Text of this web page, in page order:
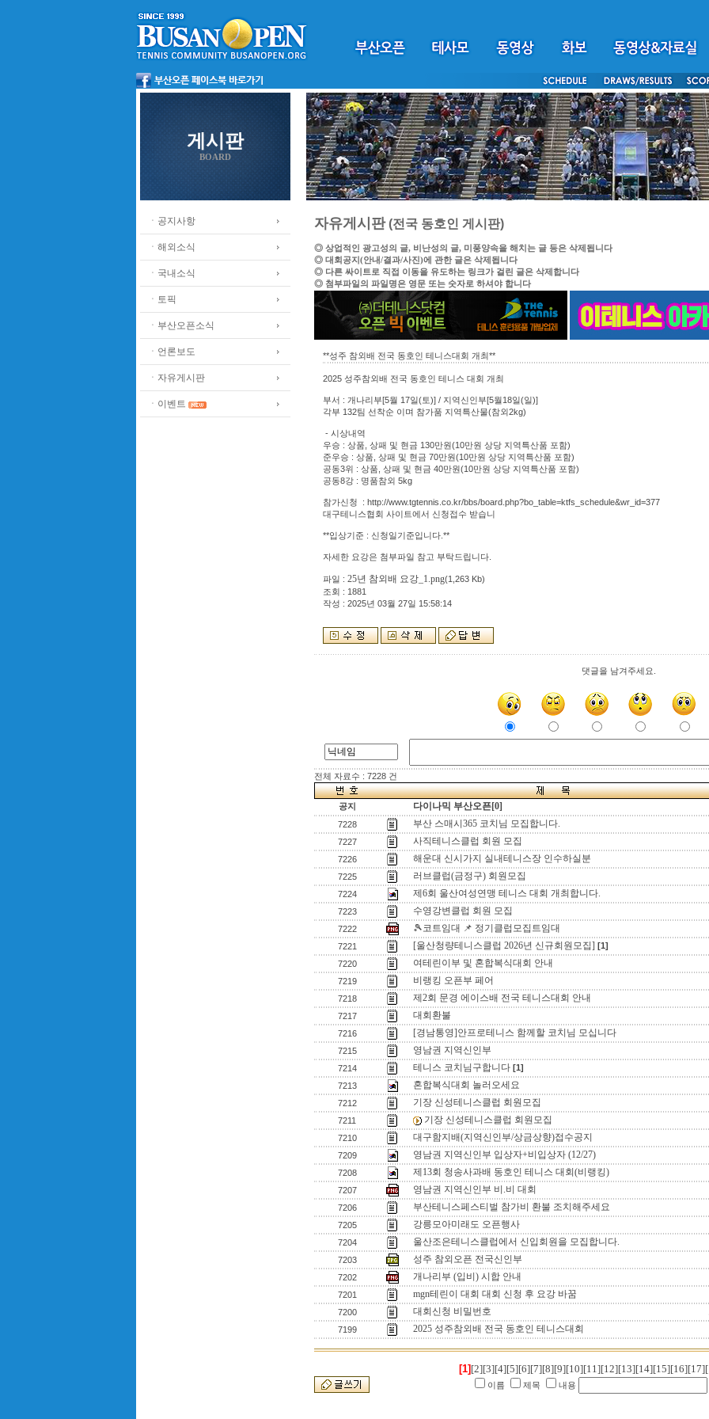
게시판
BOARD
ㆍ공지사항
ㆍ해외소식
ㆍ국내소식
ㆍ토픽
ㆍ부산오픈소식
ㆍ언론보도
ㆍ자유게시판
ㆍ이벤트
자유게시판(전국 동호인 게시판)
◎ 상업적인 광고성의 글, 비난성의 글, 미풍양속을 해치는 글 등은 삭제됩니다
◎ 대회공지(안내/결과/사진)에 관한 글은 삭제됩니다
◎ 다른 싸이트로 직접 이동을 유도하는 링크가 걸린 글은 삭제합니다
◎ 첨부파일의 파일명은 영문 또는 숫자로 하셔야 합니다
**성주 참외배 전국 동호인 테니스대회 개최**
2025 성주참외배 전국 동호인 테니스 대회 개최
부서 : 개나리부[5월 17일(토)] / 지역신인부[5월18일(일)]
각부 132팀 선착순 이며 참가품 지역특산물(참외2kg)
- 시상내역
우승 : 상품, 상패 및 현금 130만원(10만원 상당 지역특산품 포함)
준우승 : 상품, 상패 및 현금 70만원(10만원 상당 지역특산품 포함)
공동3위 : 상품, 상패 및 현금 40만원(10만원 상당 지역특산품 포함)
공동8강 : 명품참외 5kg
참가신청 : http://www.tgtennis.co.kr/bbs/board.php?bo_table=ktfs_schedule&wr_id=377
대구테니스협회 사이트에서 신청접수 받습니
**입상기준 : 신청일기준입니다.**
자세한 요강은 첨부파일 참고 부탁드립니다.
파일 : 25년 참외배 요강_1.png(1,263 Kb)
조회 : 1881
작성 : 2025년 03월 27일 15:58:14
댓글을 남겨주세요.
전체 자료수 : 7228 건
공지 다이나믹 부산오픈[0]
7228 부산 스매시365 코치님 모집합니다.
7227 사직테니스클럽 회원 모집
7226 해운대 신시가지 실내테니스장 인수하실분
7225 러브클럽(금정구) 회원모집
7224 제6회 울산여성연맹 테니스 대회 개최합니다.
7223 수영강변클럽 회원 모집
7222 🎾코트임대 📌 정기클럽모집트임대
7221 [울산청량테니스클럽 2026년 신규회원모집] [1]
7220
여테린이부 및 혼합복식대회 안내
7219 비랭킹 오픈부 페어
7218 제2회 문경 에이스배 전국 테니스대회 안내
7217 대회환불
7216 [경남통영]안프로테니스 함께할 코치님 모십니다
7215 영남권 지역신인부
7214 테니스 코치님구합니다 [1]
7213
혼합복식대회 놀러오세요
7212 기장 신성테니스클럽 회원모집
7211 기장 신성테니스클럽 회원모집
7210 대구함지배(지역신인부/상금상향)접수공지
7209 영남권 지역신인부 입상자+비입상자 (12/27)
7208 제13회 청송사과배 동호인 테니스 대회(비랭킹)
7207 영남권 지역신인부 비.비 대회
7206 부산테니스페스티벌 참가비 환불 조치해주세요
7205 강릉모아미래도 오픈행사
7204 울산조은테니스클럽에서 신입회원을 모집합니다.
7203 성주 참외오픈 전국신인부
7202 개나리부 (입비) 시합 안내
7201 mgn테린이 대회 대회 신청 후 요강 바꿈
7200 대회신청 비밀번호
7199
2025 성주참외배 전국 동호인 테니스대회
[1] [2][3][4][5][6][7][8][9][10][11][12][13][14][15][16][17]
이름 제목 내용